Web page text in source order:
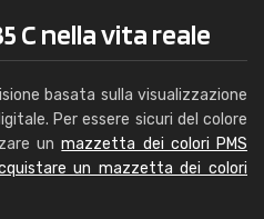
C nella vita reale
basata sulla visualizzazione
Per essere sicuri del colore
unmazzetta dei colori PMS
un mazzetta dei colori